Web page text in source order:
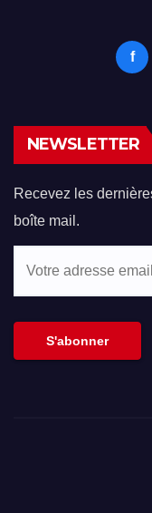
f
NEWSLETTER
Recevez les
boîte mail.
S'abonner